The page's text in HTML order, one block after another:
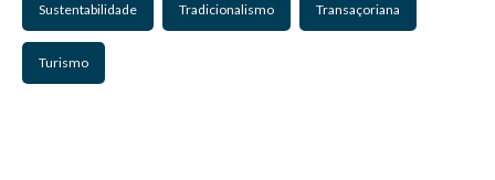
Sustentabilidade Tradicionalismo Transaçoriana
Turismo